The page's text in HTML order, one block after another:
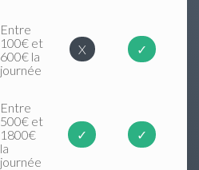
Entre
100€ et
600€ la
journée
X ✓
Entre
500€ et
1800€
la
journée
✓ ✓